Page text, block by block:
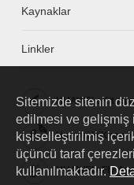
Kaynaklar
Linkler
HUAWEI eKit App
Huawei HiKnow
HUAWEI eFly
Sitemizde sitenin
edilmesi ve gelişmiş
kişiselleştirilmiş
üçüncü taraf
kullanılmaktadır.